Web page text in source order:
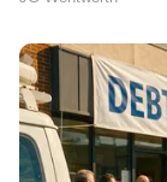
LATEST VIDEOS
ഒരാളെ